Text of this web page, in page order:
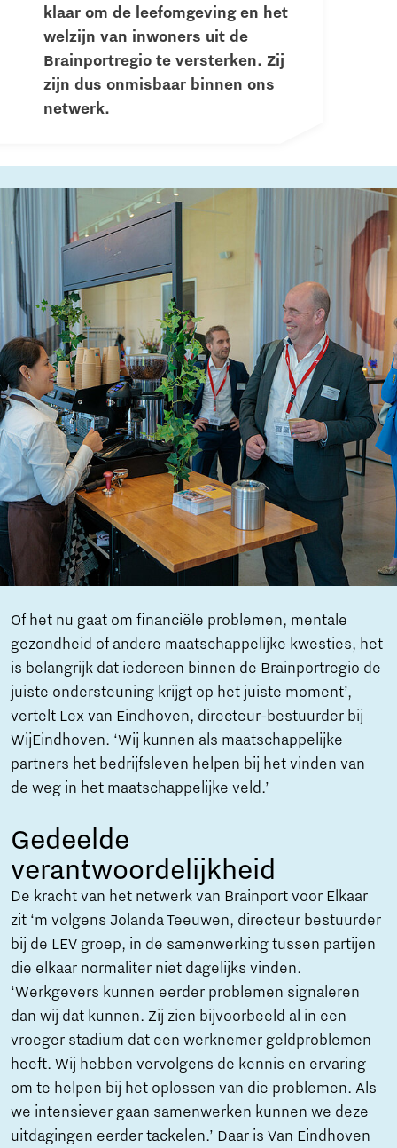
klaar om de leefomgeving en het
welzijn van inwoners uit de
Brainportregio te versterken. Zij
zijn dus onmisbaar binnen ons
netwerk.
Of het nu gaat om financiële problemen, mentale
gezondheid of andere maatschappelijke kwesties, het
is belangrijk dat iedereen binnen de Brainportregio de
juiste ondersteuning krijgt op het juiste moment’,
vertelt Lex van Eindhoven, directeur-bestuurder bij
WijEindhoven. ‘Wij kunnen als maatschappelijke
partners het bedrijfsleven helpen bij het vinden van
de weg in het maatschappelijke veld.’
Gedeelde
verantwoordelijkheid
De kracht van het netwerk van Brainport voor Elkaar
zit ‘m volgens Jolanda Teeuwen, directeur bestuurder
bij de LEV groep, in de samenwerking tussen partijen
die elkaar normaliter niet dagelijks vinden.
‘Werkgevers kunnen eerder problemen signaleren
dan wij dat kunnen. Zij zien bijvoorbeeld al in een
vroeger stadium dat een werknemer geldproblemen
heeft. Wij hebben vervolgens de kennis en ervaring
om te helpen bij het oplossen van die problemen. Als
we intensiever gaan samenwerken kunnen we deze
uitdagingen eerder tackelen.’ Daar is Van Eindhoven